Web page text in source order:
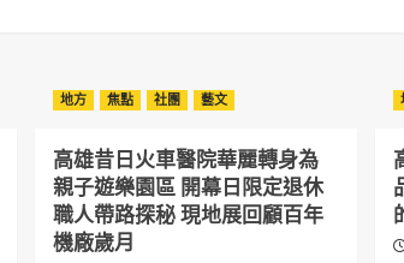
地方 焦點 社團 藝文
高雄昔日火車醫院華麗轉身為
親子遊樂園區 開幕日限定退休
職人帶路探秘 現地展回顧百年
機廠歲月